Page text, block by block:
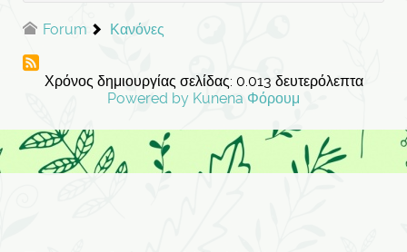
Forum Κανόνες
Χρόνος δημιουργίας σελίδας: 0.013 δευτερόλεπτα
Powered by Kunena Φόρουμ